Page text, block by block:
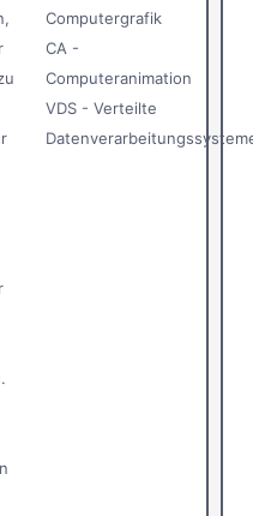
Computergrafik
CA -
Computeranimation
VDS - Verteilte